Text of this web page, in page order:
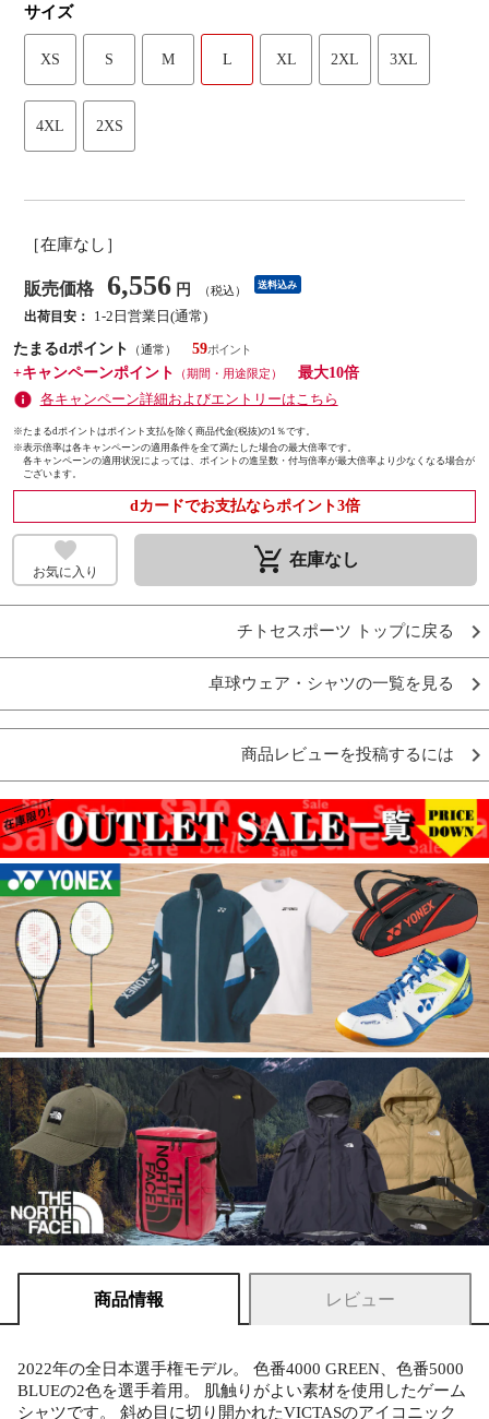
サイズ
XS S M L XL 2XL 3XL
4XL 2XS
［在庫なし］
販売価格 6,556 円 （税込） 送料込み
出荷目安：
1-2日営業日(通常)
たまるdポイント
（通常）
59
+キャンペーンポイント
（期間・用途限定）
最大10倍
各キャンペーン詳細およびエントリーはこちら
※たまるdポイントはポイント支払を除く商品代金(税抜)の1％です。
※表示倍率は各キャンペーンの適用条件を全て満たした場合の最大倍率です。
各キャンペーンの適用状況によっては、ポイントの進呈数・付与倍率が最大倍率より少なくなる場合が
ございます。
dカードでお支払ならポイント3倍
お気に入り remove_shopping_cart 在庫なし
チトセスポーツ トップに戻る
卓球ウェア・シャツの一覧を見る
商品レビューを投稿するには
商品情報 レビュー
2022年の全日本選手権モデル。 色番4000 GREEN、色番5000
BLUEの2色を選手着用。 肌触りがよい素材を使用したゲーム
シャツです。 斜め目に切り開かれたVICTASのアイコニック